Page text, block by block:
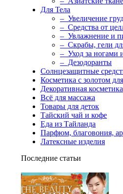
Для Тела
– Увеличение
– Средства от
– Увлажнение и
– Скрабы, гели
– Уход за ногами
– Дезодоранты
Солнцезащитные
Косметика с золотом
Декоративная косметика
Всё для массажа
Товары для деток
Тайский чай и кофе
Еда из Тайланда
Парфюм, благовония,
Латексные изделия
Последние статьи